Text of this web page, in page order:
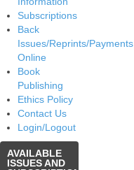
Subscriptions
Back
Issues/Reprints/Payments
Online
Book
Publishing
Ethics Policy
Contact Us
Login/Logout
AVAILABLE
ISSUES AND